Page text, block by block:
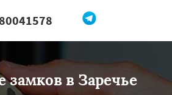
мне
замков в Заречье